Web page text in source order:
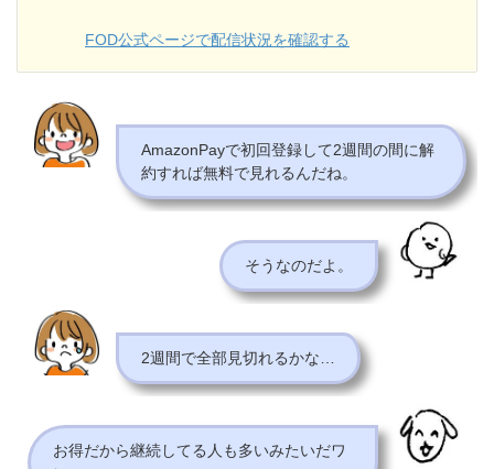
FOD公式ページで配信状況を確認する
AmazonPayで初回登録して2週間の間に解
約すれば無料で見れるんだね。
そうなのだよ。
2週間で全部見切れるかな…
お得だから継続してる人も多いみたいだワ